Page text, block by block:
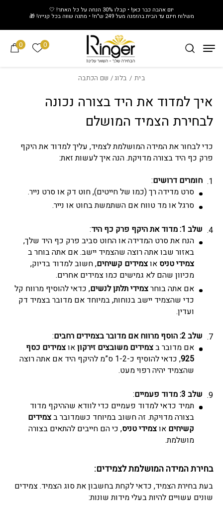
יום אהבה כבר כאן! • קבלו 30% הנחה על כל האתר! 🤍
משלוח חינם עד הבית בהזמנה מעל 249 ש"ח! • מתנה שווה בכל קנייה! 🎁
0 0 הרשימה
בית / בלוג/ שם הכתבה
איך למדוד את היד בצורה נכונה
לבחירת הצמיד המושלם
כדי לבחור את המידה המושלמת לצמיד, עליך למדוד את היקף
פרק כף היד בצורה מדויקת. הנה איך לעשות זאת:
חומרים דרושים:
סרט מדידה רך (כמו של חייטים), חוט דק או סרט נייר.
סרגל או מד טווח אם השתמשת בחוט או נייר.
שלב 1: מדוד את היקף פרק כף היד
:
הנח את סרט המדידה או החוט סביב פרק כף היד שלך,
באזור שבו אתה רוצה שהצמיד יישב. אם אתה בוחר ב
צמידי טניס אוצמידים קשיחים, חשוב למדוד בדיוק,
מכיוון שהם לא גמישים כמו צמידים אחרים.
אם אתה בוחרצמידי תלתן לנשים, כדאי להוסיף מרווח קל
כדי שהצמיד יישב בנוחות, במיוחד אם מדובר בצמיד דק
ועדין.
שלב 2: הוסף מרווח אם מדובר ב צמידים רחבים:
אם מדובר בצמידים משובצים זירקוןאוצמידים כסף
925
,
כדאי להוסיף כ-1-2 ס”מ להיקף היד אם אתה רוצה
שהצמיד יהיה רפוי מעט.
שלב 3: מדוד פעמיים
:
תמיד כדאי למדוד פעמיים כדי לוודא שההיקף מדוד
בצורה מדויקת. זה חשוב במיוחד כשמדובר בצמידים
קשיחים אוצמידי טניס, כי הם חייבים להתאים בצורה
מושלמת.
בחירת המידה המושלמת לצמידים:
בעת בחירת הצמיד, כדאי לקחת בחשבון את סוג הצמיד. צמידים
שונים עשויים להיות בעלי מידות שונות: